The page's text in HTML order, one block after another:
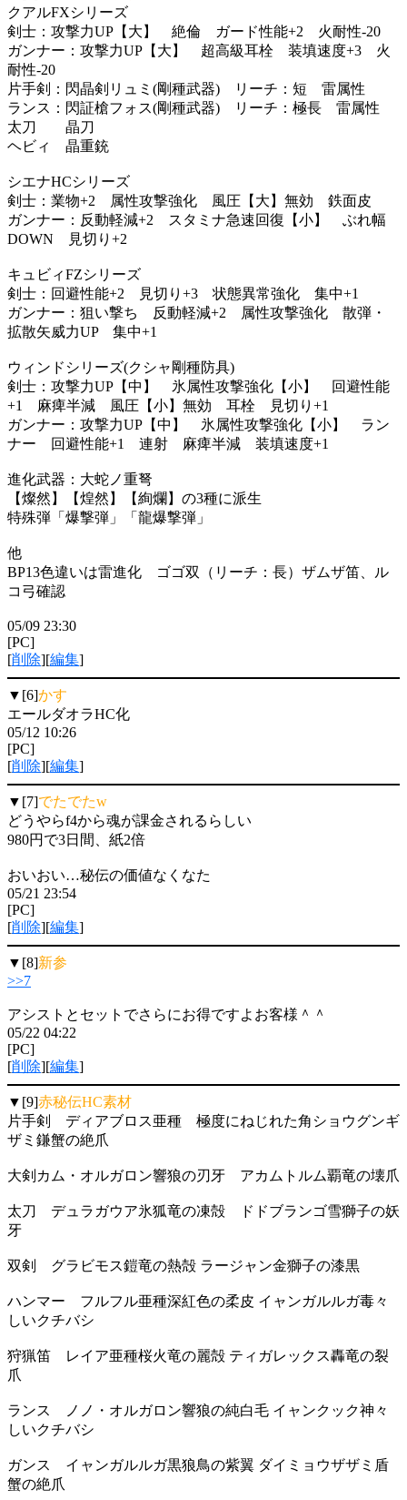
クアルFXシリーズ
剣士：攻撃力UP【大】 絶倫 ガード性能+2 火耐性-20
ガンナー：攻撃力UP【大】 超高級耳栓 装填速度+3 火
耐性-20
片手剣：閃晶剣リュミ(剛種武器) リーチ：短 雷属性
ランス：閃証槍フォス(剛種武器) リーチ：極長 雷属性
太刀 晶刀
ヘビィ 晶重銃
シエナHCシリーズ
剣士：業物+2 属性攻撃強化 風圧【大】無効 鉄面皮
ガンナー：反動軽減+2 スタミナ急速回復【小】 ぶれ幅
DOWN 見切り+2
キュビィFZシリーズ
剣士：回避性能+2 見切り+3 状態異常強化 集中+1
ガンナー：狙い撃ち 反動軽減+2 属性攻撃強化 散弾・
拡散矢威力UP 集中+1
ウィンドシリーズ(クシャ剛種防具)
剣士：攻撃力UP【中】 氷属性攻撃強化【小】 回避性能
+1 麻痺半減 風圧【小】無効 耳栓 見切り+1
ガンナー：攻撃力UP【中】 氷属性攻撃強化【小】 ラン
ナー 回避性能+1 連射 麻痺半減 装填速度+1
進化武器：大蛇ノ重弩
【燦然】【煌然】【絢爛】の3種に派生
特殊弾「爆撃弾」「龍爆撃弾」
他
BP13色違いは雷進化 ゴゴ双（リーチ：長）ザムザ笛、ル
コ弓確認
05/09 23:30
[PC]
[削除][編集]
▼[6]かす
エールダオラHC化
05/12 10:26
[PC]
[削除][編集]
▼[7]でたでたw
どうやらf4から魂が課金されるらしい
980円で3日間、紙2倍
おいおい…秘伝の価値なくなた
05/21 23:54
[PC]
[削除][編集]
▼[8]新参
>>7
アシストとセットでさらにお得ですよお客様＾＾
05/22 04:22
[PC]
[削除][編集]
▼[9]赤秘伝HC素材
片手剣 ディアブロス亜種 極度にねじれた角ショウグンギ
ザミ鎌蟹の絶爪
大剣カム・オルガロン響狼の刃牙 アカムトルム覇竜の壊爪
太刀 デュラガウア氷狐竜の凍殻 ドドブランゴ雪獅子の妖
牙
双剣 グラビモス鎧竜の熱殻 ラージャン金獅子の漆黒
ハンマー フルフル亜種深紅色の柔皮 イャンガルルガ毒々
しいクチバシ
狩猟笛 レイア亜種桜火竜の麗殻 ティガレックス轟竜の裂
爪
ランス ノノ・オルガロン響狼の純白毛 イャンクック神々
しいクチバシ
ガンス イャンガルルガ黒狼鳥の紫翼 ダイミョウザザミ盾
蟹の絶爪